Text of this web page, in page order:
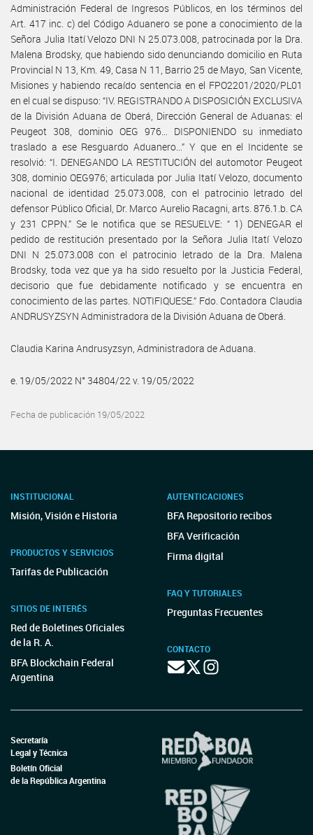
Administración Federal de Ingresos Públicos, en los términos del
Art. 417 inc. c) del Código Aduanero se pone a conocimiento de la
Señora Julia Itatí Velozo DNI N 25.073.008, patrocinada por la Dra.
Malena Brodsky, que habiendo sido denunciando domicilio en Ruta
Provincial N 13, Km. 49, Casa N 11, Barrio 25 de Mayo, San Vicente,
Misiones y habiendo recaído sentencia en el FPO2201/2020/PL01
en el cual se dispuso: “IV. REGISTRANDO A DISPOSICIÓN EXCLUSIVA
de la División Aduana de Oberá, Dirección General de Aduanas: el
Peugeot 308, dominio OEG 976… DISPONIENDO su inmediato
traslado a ese Resguardo Aduanero...” Y que en el Incidente se
resolvió: “I. DENEGANDO LA RESTITUCIÓN del automotor Peugeot
308, dominio OEG976; articulada por Julia Itatí Velozo, documento
nacional de identidad 25.073.008, con el patrocinio letrado del
defensor Público Oficial, Dr. Marco Aurelio Racagni, arts. 876.1.b. CA
y 231 CPPN.” Se le notifica que se RESUELVE: “ 1) DENEGAR el
pedido de restitución presentado por la Señora Julia Itatí Velozo
DNI N 25.073.008 con el patrocinio letrado de la Dra. Malena
Brodsky, toda vez que ya ha sido resuelto por la Justicia Federal,
decisorio que fue debidamente notificado y se encuentra en
conocimiento de las partes. NOTIFIQUESE.” Fdo. Contadora Claudia
ANDRUSYZSYN Administradora de la División Aduana de Oberá.
Claudia Karina Andrusyzsyn, Administradora de Aduana.
e. 19/05/2022 N° 34804/22 v. 19/05/2022
Fecha de publicación 19/05/2022
INSTITUCIONAL
Misión, Visión e Historia
PRODUCTOS Y SERVICIOS
Tarifas de Publicación
SITIOS DE INTERÉS
Red de Boletines Oficiales
de la R. A.
BFA Blockchain Federal
Argentina
AUTENTICACIONES
BFA Repositorio recibos
BFA Verificación
Firma digital
FAQ Y TUTORIALES
Preguntas Frecuentes
CONTACTO
Secretaría
Legal y Técnica
Boletín Oficial
de la República Argentina